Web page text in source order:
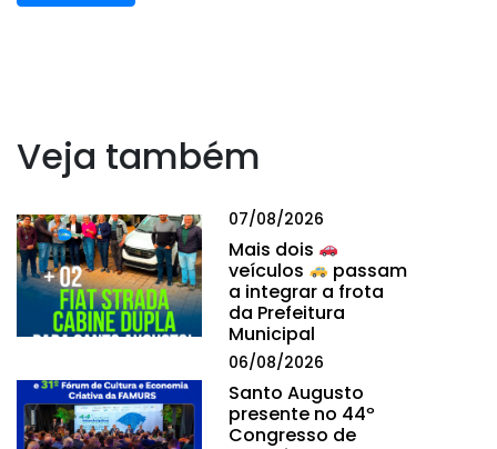
Veja também
07/08/2026
Mais dois
veículos
passam
a integrar a frota
da Prefeitura
Municipal
06/08/2026
Santo Augusto
presente no 44º
Congresso de